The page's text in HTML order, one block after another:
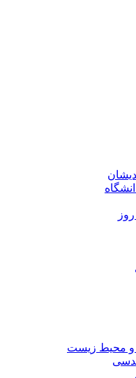
زیست